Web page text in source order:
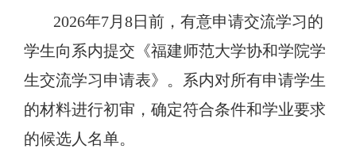
2026年7月8日前，有意申请交流学习的
学生向系内提交 《福建师范大学协和学院学
生交流学习申请表》。系内对所有申请学生
的材料进行初审 ，确定符合条件和学业要求
的候选人名单。